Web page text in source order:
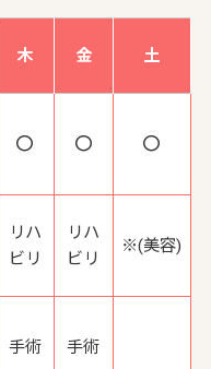
木 金 土
リハ
ビリ
リハ
ビリ
※(美容)
手術 手術